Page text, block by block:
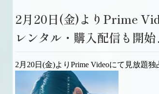
2月20日(金)よりPrime
レンタル・購入配信も開始
2月20日(金)よりPrime Videoにて見放題独